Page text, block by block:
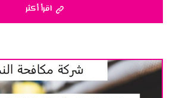
اقرأ أكثر